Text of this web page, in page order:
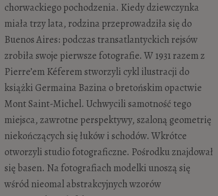
chorwackiego pochodzenia. Kiedy dziewczynka
miała trzy lata, rodzina przeprowadziła się do
Buenos Aires: podczas transatlantyckich rejsów
zrobiła swoje pierwsze fotografie. W 1931 razem z
Pierre’em Kéferem stworzyli cykl ilustracji do
książki Germaina Bazina o bretońskim opactwie
Mont Saint-Michel. Uchwycili samotność tego
miejsca, zawrotne perspektywy, szaloną geometrię
niekończących się łuków i schodów. Wkrótce
otworzyli studio fotograficzne. Pośrodku znajdował
się basen. Na fotografiach modelki unoszą się
wśród nieomal abstrakcyjnych wzorów